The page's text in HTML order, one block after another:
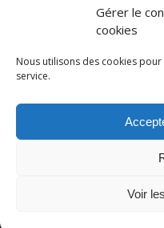
Gérer le
cookies
Nous utilisons des cookies
service.
Voir
CA SE PASSE
DE QUINGEY
Tous droits réservés ©